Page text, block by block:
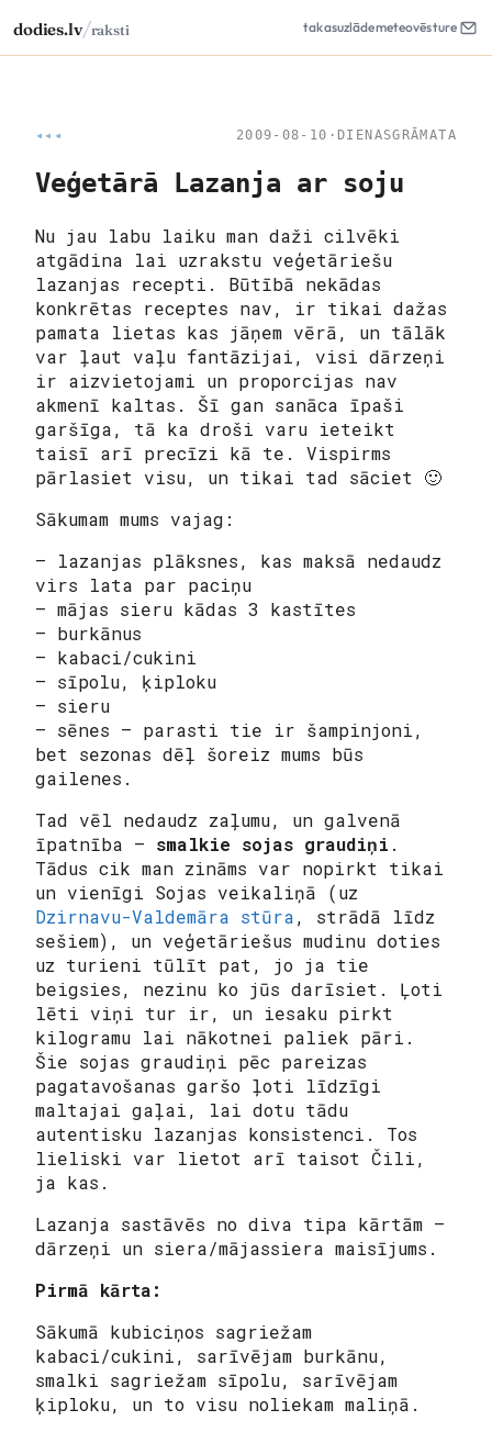
dodies.lv/raksti takasuzlādemeteovēsture
◂◂◂ 2009-08-10 · DIENASGRĀMATA
Veģetārā Lazanja ar soju
Nu jau labu laiku man daži cilvēki
atgādina lai uzrakstu veģetāriešu
lazanjas recepti. Būtībā nekādas
konkrētas receptes nav, ir tikai dažas
pamata lietas kas jāņem vērā, un tālāk
var ļaut vaļu fantāzijai, visi dārzeņi
ir aizvietojami un proporcijas nav
akmenī kaltas. Šī gan sanāca īpaši
garšīga, tā ka droši varu ieteikt
taisī arī precīzi kā te. Vispirms
pārlasiet visu, un tikai tad sāciet 🙂
Sākumam mums vajag:
– lazanjas plāksnes, kas maksā nedaudz
virs lata par paciņu
– mājas sieru kādas 3 kastītes
– burkānus
– kabaci/cukini
– sīpolu, ķiploku
– sieru
– sēnes – parasti tie ir šampinjoni,
bet sezonas dēļ šoreiz mums būs
gailenes.
Tad vēl nedaudz zaļumu, un galvenā
īpatnība – smalkie sojas graudiņi .
Tādus cik man zināms var nopirkt tikai
un vienīgi Sojas veikaliņā (uz
Dzirnavu-Valdemāra stūra, strādā līdz
sešiem), un veģetāriešus mudinu doties
uz turieni tūlīt pat, jo ja tie
beigsies, nezinu ko jūs darīsiet. Ļoti
lēti viņi tur ir, un iesaku pirkt
kilogramu lai nākotnei paliek pāri.
Šie sojas graudiņi pēc pareizas
pagatavošanas garšo ļoti līdzīgi
maltajai gaļai, lai dotu tādu
autentisku lazanjas konsistenci. Tos
lieliski var lietot arī taisot Čili,
ja kas.
Lazanja sastāvēs no diva tipa kārtām –
dārzeņi un siera/mājassiera maisījums.
Pirmā kārta:
Sākumā kubiciņos sagriežam
kabaci/cukini, sarīvējam burkānu,
smalki sagriežam sīpolu, sarīvējam
ķiploku, un to visu noliekam maliņā.